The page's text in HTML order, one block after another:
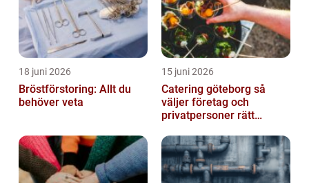
18 juni 2026
Bröstförstoring: Allt du
behöver veta
15 juni 2026
Catering göteborg så
väljer företag och
privatpersoner rätt